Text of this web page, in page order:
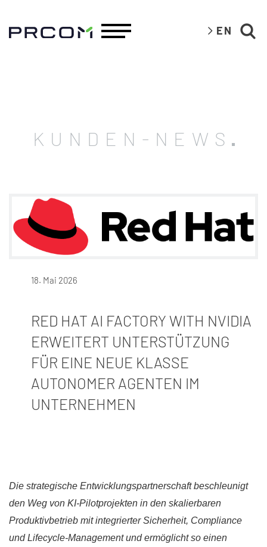
EN
KUNDEN-NEWS
18. Mai 2026
RED HAT AI FACTORY WITH NVIDIA
ERWEITERT UNTERSTÜTZUNG
FÜR EINE NEUE KLASSE
AUTONOMER AGENTEN IM
UNTERNEHMEN
Die strategische Entwicklungspartnerschaft beschleunigt
den Weg von KI-Pilotprojekten in den skalierbaren
Produktivbetrieb mit integrierter Sicherheit, Compliance
und Lifecycle-Management und ermöglicht so einen